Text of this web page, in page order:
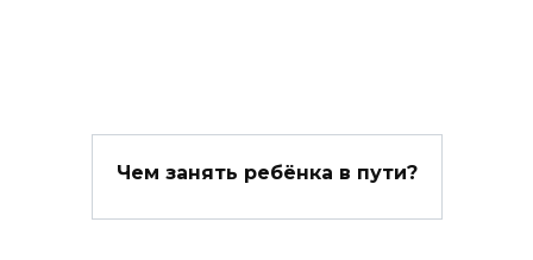
Чем занять ребёнка в пути?